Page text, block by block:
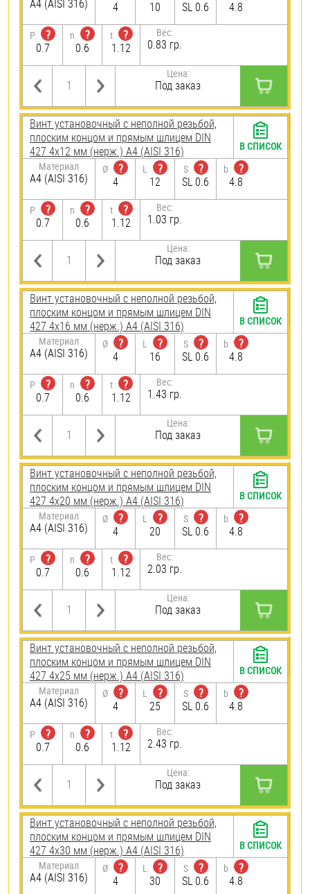
A4 (AISI 316)
4
10
SL 0.6
4.8
P
?
0.7
n
?
0.6
t
?
1.12
Вес:
0.83 гр.
Цена:
Под заказ
Винт установочный с неполной резьбой,
плоским концом и прямым шлицем DIN
427 4х12 мм (нерж.) A4 (AISI 316)
Материал
A4 (AISI 316)
Ø
?
4
L
?
12
S
?
SL 0.6
b
?
4.8
P
?
0.7
n
?
0.6
t
?
1.12
Вес:
1.03 гр.
Цена:
Под заказ
В СПИСОК
Винт установочный с неполной резьбой,
плоским концом и прямым шлицем DIN
427 4х16 мм (нерж.) A4 (AISI 316)
Материал
A4 (AISI 316)
Ø
?
4
L
?
16
S
?
SL 0.6
b
?
4.8
P
?
0.7
n
?
0.6
t
?
1.12
Вес:
1.43 гр.
Цена:
Под заказ
В СПИСОК
Винт установочный с неполной резьбой,
плоским концом и прямым шлицем DIN
427 4х20 мм (нерж.) A4 (AISI 316)
Материал
A4 (AISI 316)
Ø
?
4
L
?
20
S
?
SL 0.6
b
?
4.8
P
?
0.7
n
?
0.6
t
?
1.12
Вес:
2.03 гр.
Цена:
Под заказ
В СПИСОК
Винт установочный с неполной резьбой,
плоским концом и прямым шлицем DIN
427 4х25 мм (нерж.) A4 (AISI 316)
Материал
A4 (AISI 316)
Ø
?
4
L
?
25
S
?
SL 0.6
b
?
4.8
P
?
0.7
n
?
0.6
t
?
1.12
Вес:
2.43 гр.
Цена:
Под заказ
В СПИСОК
Винт установочный с неполной резьбой,
плоским концом и прямым шлицем DIN
427 4х30 мм (нерж.) A4 (AISI 316)
Материал
A4 (AISI 316)
Ø
?
4
L
?
30
S
?
SL 0.6
b
?
4.8
В СПИСОК